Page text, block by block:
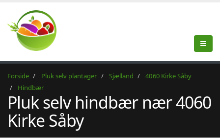
Forside Pluk selv plantager Sjælland
4060 Kirke Såby
Hindbær
Pluk selv hindbær nær 4060
Kirke Såby